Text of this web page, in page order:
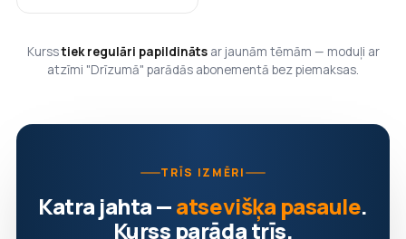
Kursstiek regulāri papildinātsar jaunām tēmām — moduļi ar
atzīmi "Drīzumā" parādās abonementā bez piemaksas.
TRĪS IZMĒRI
Katra jahta —atsevišķa pasaule.
Kurss parāda trīs.